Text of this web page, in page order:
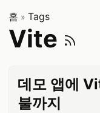
홈 » Tags
Vite
데모 앱에
불까지